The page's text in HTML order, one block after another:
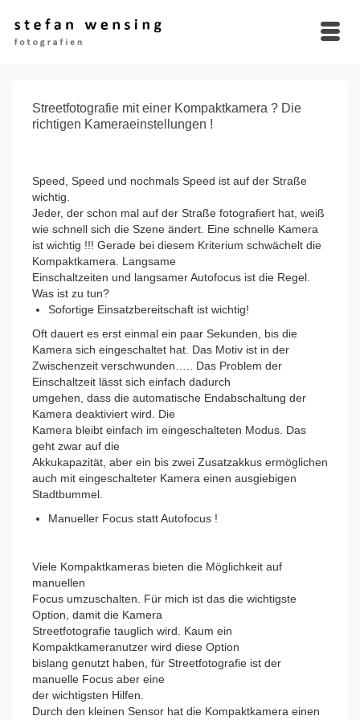
Streetfotografie mit einer Kompaktkamera ? Die
richtigen Kameraeinstellungen !
Speed, Speed und nochmals Speed ist auf der Straße
wichtig.
Jeder, der schon mal auf der Straße fotografiert hat, weiß
wie schnell sich die Szene ändert. Eine schnelle Kamera
ist wichtig !!! Gerade bei diesem Kriterium schwächelt die
Kompaktkamera. Langsame
Einschaltzeiten und langsamer Autofocus ist die Regel.
Was ist zu tun?
Sofortige Einsatzbereitschaft ist wichtig!
Oft dauert es erst einmal ein paar Sekunden, bis die
Kamera sich eingeschaltet hat. Das Motiv ist in der
Zwischenzeit verschwunden….. Das Problem der
Einschaltzeit lässt sich einfach dadurch
umgehen, dass die automatische Endabschaltung der
Kamera deaktiviert wird. Die
Kamera bleibt einfach im eingeschalteten Modus. Das
geht zwar auf die
Akkukapazität, aber ein bis zwei Zusatzakkus ermöglichen
auch mit eingeschalteter Kamera einen ausgiebigen
Stadtbummel.
Manueller Focus statt Autofocus !
Viele Kompaktkameras bieten die Möglichkeit auf
manuellen
Focus umzuschalten. Für mich ist das die wichtigste
Option, damit die Kamera
Streetfotografie tauglich wird. Kaum ein
Kompaktkameranutzer wird diese Option
bislang genutzt haben, für Streetfotografie ist der
manuelle Focus aber eine
der wichtigsten Hilfen.
Durch den kleinen Sensor hat die Kompaktkamera einen